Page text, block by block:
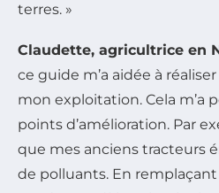
terres. »
Claudette, agricultrice en
ce guide m’a aidée à
mon exploitation. Cela m’a
points d’amélioration. Par
que mes anciens tracteurs
de polluants. En